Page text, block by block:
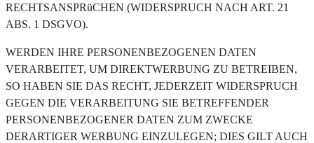
RECHTSANSPRüCHEN (WIDERSPRUCH NACH ART. 21
ABS. 1 DSGVO).
WERDEN IHRE PERSONENBEZOGENEN DATEN
VERARBEITET, UM DIREKTWERBUNG ZU BETREIBEN,
SO HABEN SIE DAS RECHT, JEDERZEIT WIDERSPRUCH
GEGEN DIE VERARBEITUNG SIE BETREFFENDER
PERSONENBEZOGENER DATEN ZUM ZWECKE
DERARTIGER WERBUNG EINZULEGEN; DIES GILT AUCH